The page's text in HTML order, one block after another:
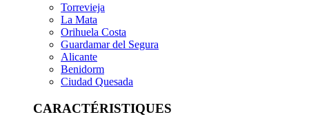
Torrevieja
La Mata
Orihuela Costa
Guardamar del Segura
Alicante
Benidorm
Ciudad Quesada
CARACTÉRISTIQUES